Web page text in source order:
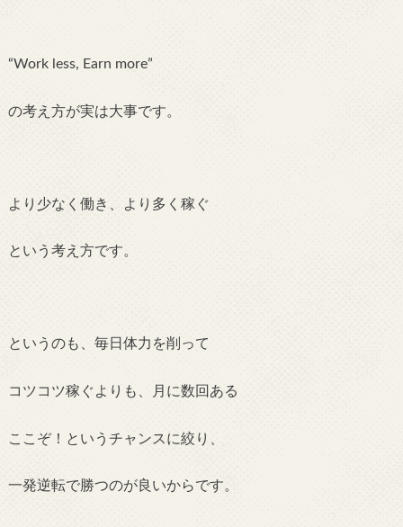
“Work less, Earn more”
の考え方が実は大事です。
より少なく働き、より多く稼ぐ
という考え方です。
というのも、毎日体力を削って
コツコツ稼ぐよりも、 月に数回ある
ここぞ！というチャンスに絞り、
一発逆転で勝つのが良いからです。